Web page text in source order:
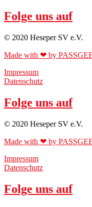
Folge uns auf
© 2020 Heseper SV e.V.
Made with ❤ by
Impressum
Datenschutz
Folge uns auf
© 2020 Heseper SV e.V.
Made with ❤ by
Impressum
Datenschutz
Folge uns auf